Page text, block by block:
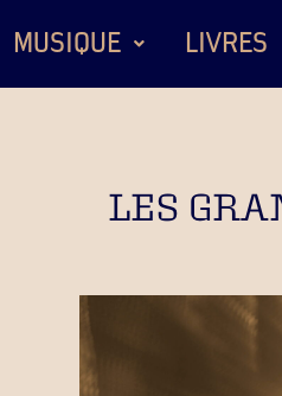
MUSIQUE LIVRES
LES